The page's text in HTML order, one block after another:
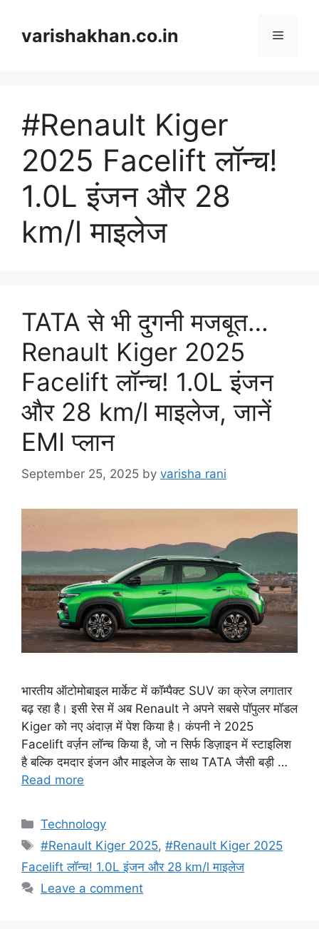
contentvarishakhan.co.in Menu
#Renault Kiger
2025 Facelift लॉन्च!
1.0L इंजन और 28
km/l माइलेज
TATA से भी दुगनी मजबूत…
Renault Kiger 2025
Facelift लॉन्च! 1.0L इंजन
और 28 km/l माइलेज, जानें
EMI प्लान
September 25, 2025 by varisha rani
भारतीय ऑटोमोबाइल मार्केट में कॉम्पैक्ट SUV का क्रेज लगातार
बढ़ रहा है। इसी रेस में अब Renault ने अपने सबसे पॉपुलर मॉडल
Kiger को नए अंदाज़ में पेश किया है। कंपनी ने 2025
Facelift वर्ज़न लॉन्च किया है, जो न सिर्फ डिज़ाइन में स्टाइलिश
है बल्कि दमदार इंजन और माइलेज के साथ TATA जैसी बड़ी …
Read more
Categories
Technology
Tags
#Renault Kiger 2025,#Renault Kiger 2025
Facelift लॉन्च! 1.0L इंजन और 28 km/l माइलेज
Leave a comment